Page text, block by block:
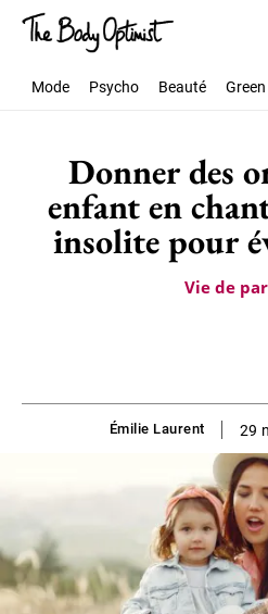
Mode Psycho Beauté Green
Donner des
enfant en
insolite pour
Vie de
Émilie Laurent 29